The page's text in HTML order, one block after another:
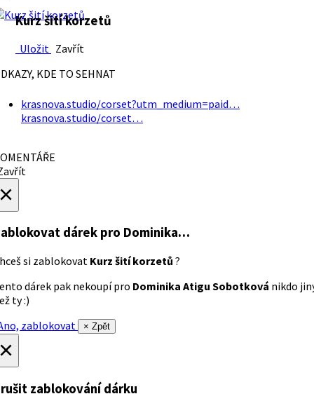
Kurz šití korzetů
Uložit Zavřít
KDE TO SEHNAT
krasnova.studio/corset?utm_medium=paid…
krasnova.studio/corset…
dárek pro Dominika…
si zablokovat Kurz šití korzetů ?
dárek pak nekoupí pro Dominika Atigu Sobotková nikdo
ty :)
zablokovat
× Zpět
zablokování dárku